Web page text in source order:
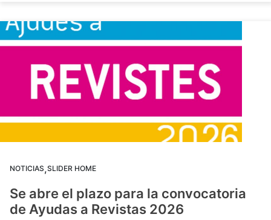
NOTICIAS,SLIDER HOME
Se abre el plazo para la convocatoria
de Ayudas a Revistas 2026